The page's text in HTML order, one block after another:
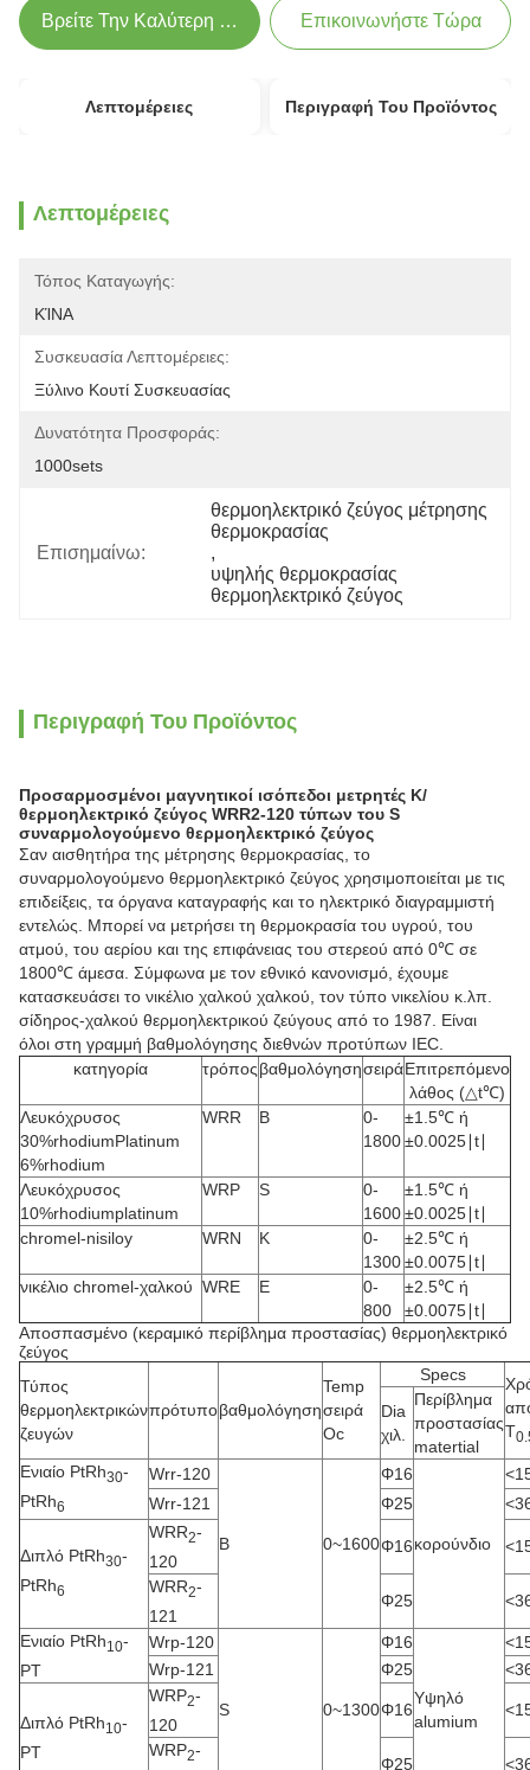
Βρείτε Την Καλύτερη Τιμή Επικοινωνήστε Τώρα
Λεπτομέρειες Περιγραφή Του Προϊόντος
Λεπτομέρειες
Τόπος Καταγωγής:
ΚΊΝΑ
Συσκευασία Λεπτομέρειες:
Ξύλινο Κουτί Συσκευασίας
Δυνατότητα Προσφοράς:
1000sets
Επισημαίνω:
θερμοηλεκτρικό ζεύγος μέτρησης
θερμοκρασίας
,
υψηλής θερμοκρασίας
θερμοηλεκτρικό ζεύγος
Περιγραφή Του Προϊόντος
Προσαρμοσμένοι μαγνητικοί ισόπεδοι μετρητές Κ/
θερμοηλεκτρικό ζεύγος WRR2-120 τύπων του S
συναρμολογούμενο θερμοηλεκτρικό ζεύγος
Σαν αισθητήρα της μέτρησης θερμοκρασίας, το
συναρμολογούμενο θερμοηλεκτρικό ζεύγος χρησιμοποιείται με τις
επιδείξεις, τα όργανα καταγραφής και το ηλεκτρικό διαγραμμιστή
εντελώς. Μπορεί να μετρήσει τη θερμοκρασία του υγρού, του
ατμού, του αερίου και της επιφάνειας του στερεού από 0℃ σε
1800℃ άμεσα. Σύμφωνα με τον εθνικό κανονισμό, έχουμε
κατασκευάσει το νικέλιο χαλκού χαλκού, τον τύπο νικελίου κ.λπ.
σίδηρος-χαλκού θερμοηλεκτρικού ζεύγους από το 1987. Είναι
όλοι στη γραμμή βαθμολόγησης διεθνών προτύπων IEC.
κατηγορία
τρόποςβαθμολόγησησειράΕπιτρεπόμενο
λάθος (△t℃)
Λευκόχρυσος
30%rhodiumPlatinum
6%rhodium
WRR Β
0-
1800
±1.5℃ ή
±0.0025∣t∣
Λευκόχρυσος
10%rhodiumplatinum
WRP S
0-
1600
±1.5℃ ή
±0.0025∣t∣
chromel-nisiloy
WRN Κ
0-
1300
±2.5℃ ή
±0.0075∣t∣
νικέλιο chromel-χαλκού WRE Ε
0-
800
±2.5℃ ή
±0.0075∣t∣
Αποσπασμένο (κεραμικό περίβλημα προστασίας) θερμοηλεκτρικό
ζεύγος
Τύπος
θερμοηλεκτρικών
ζευγών
πρότυποβαθμολόγηση
Temp
σειρά
Oc
Specs
Τ
Dia
χιλ.
Περίβλημα
προστασίας
matertial
Ενιαίο PtRh30-
PtRh6
Wrr-120
Β 0~1600
Φ16
κορούνδιο
Wrr-121
Φ25
Διπλό PtRh30-
PtRh6
WRR2-
120
Φ16
WRR2-
121
Φ25
Ενιαίο PtRh10-
PT
Wrp-120
S 0~1300
Φ16
Υψηλό
alumium
Wrp-121
Φ25
Διπλό PtRh10-
PT
WRP2-
120
Φ16
WRP2-
Φ25